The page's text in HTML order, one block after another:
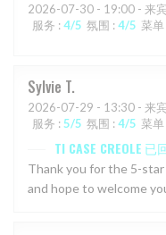
2026-07-30 - 19:00 - 来
服务 : 4/5 氛围 : 4/5 菜单
Sylvie T
2026-07-29 - 13:30 - 来
服务 : 5/5 氛围 : 4/5 菜单
TI CASE CREOLE 已
Thank you for the 5-
and hope to welcome